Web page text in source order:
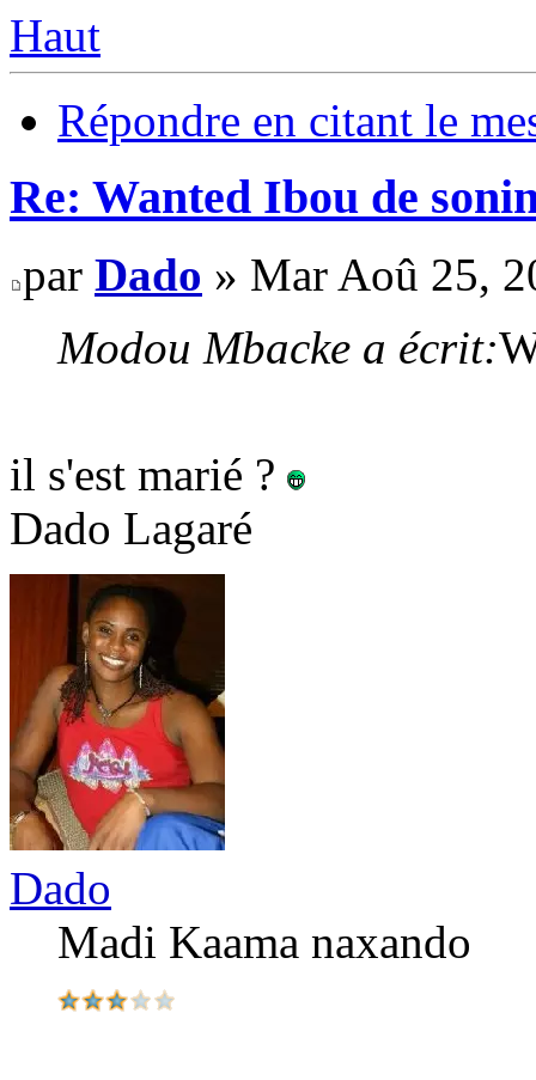
Haut
Répondre en citant le
Re: Wanted Ibou de
par Dado » Mar Aoû 25,
Modou Mbacke a écrit:
il s'est marié ?
Dado Lagaré
Dado
Madi Kaama naxando